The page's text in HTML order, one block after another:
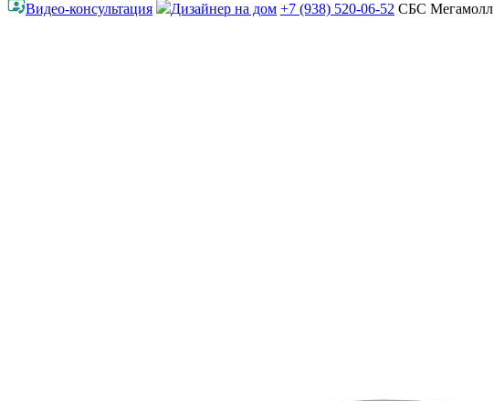
Видео-консультация
Дизайнер на дом +7 (938) 520-06-52 СБС Мегамолл